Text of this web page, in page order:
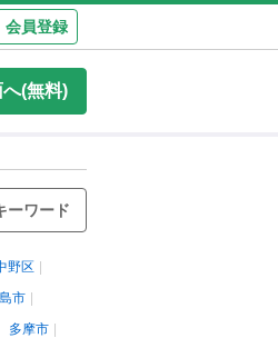
会員登録
(無料)
ーワード
野区
市
多摩市